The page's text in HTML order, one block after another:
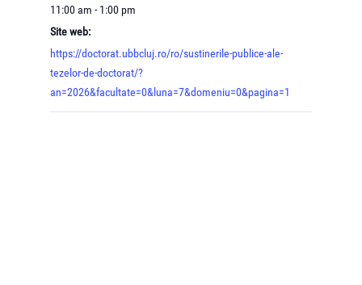
11:00 am - 1:00 pm
Site web:
https://doctorat.ubbcluj.ro/ro/sustinerile-publice-ale-
tezelor-de-doctorat/?
an=2026&facultate=0&luna=7&domeniu=0&pagina=1